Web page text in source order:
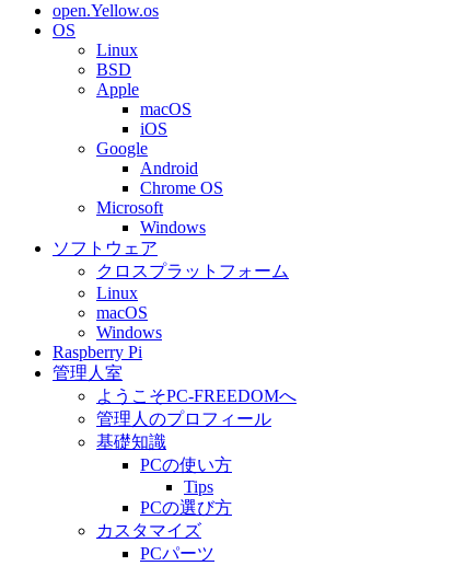
open.Yellow.os
OS
Linux
BSD
Apple
macOS
iOS
Google
Android
Chrome OS
Microsoft
Windows
ソフトウェア
クロスプラットフォーム
Linux
macOS
Windows
Raspberry Pi
管理人室
ようこそPC-FREEDOMへ
管理人のプロフィール
基礎知識
PCの使い方
Tips
PCの選び方
カスタマイズ
PCパーツ